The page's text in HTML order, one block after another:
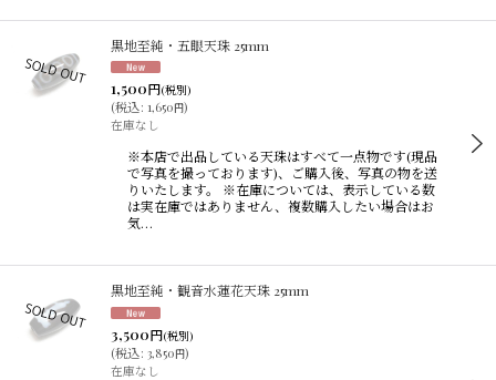
黒地至純・五眼天珠 25mm
1,500円(税別)
(税込: 1,650円)
在庫なし
※本店で出品している天珠はすべて一点物です(現品
で写真を撮っております)、ご購入後、写真の物を送
りいたします。 ※在庫については、表示している数
は実在庫ではありません、複数購入したい場合はお
気…
黒地至純・観音水蓮花天珠 25mm
3,500円(税別)
(税込: 3,850円)
在庫なし